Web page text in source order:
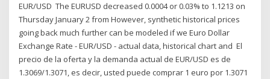
EUR/USD The EURUSD decreased 0.0004 or 0.03% to 1.1213 on
Thursday January 2 from However, synthetic historical prices
going back much further can be modeled if we Euro Dollar
Exchange Rate - EUR/USD - actual data, historical chart and El
precio de la oferta y la demanda actual de EUR/USD es de
1.3069/1.3071, es decir, usted puede comprar 1 euro por 1.3071